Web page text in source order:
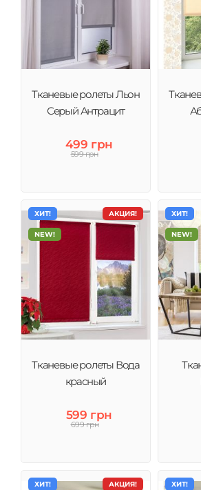
Тканевые ролеты Льон
Серый Антрацит
499 грн
599 грн
АКЦИЯ!
ХИТ!
NEW!
Тканевые ролеты Вода
красный
599 грн
699 грн
ХИТ!
NEW!
АКЦИЯ!
ХИТ! ХИТ!